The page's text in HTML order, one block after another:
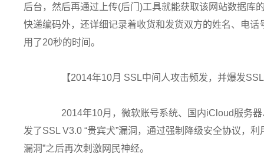
后台，然后再通过上传(后门)工具就能获取该网站数据库
快递编码外，还详细记录着收货和发货双方的姓名、电
用了20秒的时间。
【2014年10月 SSL中间人攻击频发，并爆发SSL
2014年10月，微软账号系统、国内iCloud服务器
发了SSL V3.0 “贵宾犬”漏洞，通过强制降级安全协议，利
漏洞”之后再次刺激网民神经。